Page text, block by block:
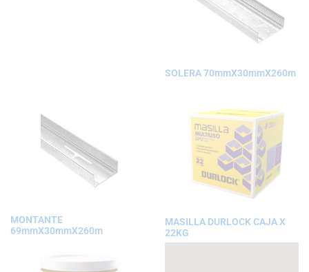
SOLERA 70mmX30mmX260m
MONTANTE
69mmX30mmX260m
MASILLA DURLOCK CAJA X
22KG